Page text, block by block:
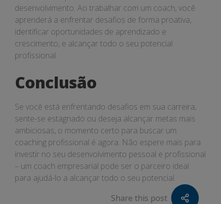
desenvolvimento. Ao trabalhar com um coach, você
aprenderá a enfrentar desafios de forma proativa,
identificar oportunidades de aprendizado e
crescimento, e alcançar todo o seu potencial
profissional.
Conclusão
Se você está enfrentando desafios em sua carreira,
sente-se estagnado ou deseja alcançar metas mais
ambiciosas, o momento certo para buscar um
coaching profissional é agora. Não espere mais para
investir no seu desenvolvimento pessoal e profissional
– um coach empresarial pode ser o parceiro ideal
para ajudá-lo a alcançar todo o seu potencial.
Share this post